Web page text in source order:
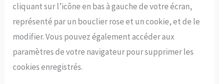
cliquant sur l’icône en bas à gauche de votre écran,
représenté par un bouclier rose et un cookie, et de le
modifier. Vous pouvez également accéder aux
paramètres de votre navigateur pour supprimer les
cookies enregistrés.